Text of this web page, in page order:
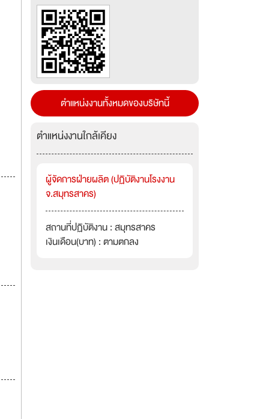
ตำแหน่งงานทั้งหมดของบริษัทนี้
ตำแหน่งงานใกล้เคียง
ผู้จัดการฝ่ายผลิต (ปฏิบัติงานโรงงาน
จ.สมุทรสาคร)
สถานที่ปฏิบัติงาน : สมุทรสาคร
เงินเดือน(บาท) : ตามตกลง